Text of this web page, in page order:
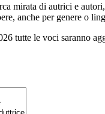
mirata di autrici e
anche per genere o
tutte le voci saranno